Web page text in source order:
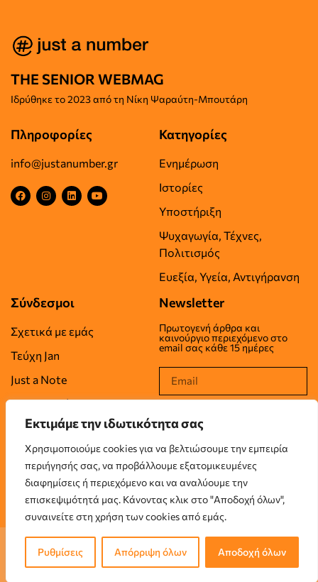
Εκτιμάμε την ιδωτικότητα σας
Χρησιμοποιούμε cookies για να βελτιώσουμε την εμπειρία
περιήγησής σας, να προβάλλουμε εξατομικευμένες
διαφημίσεις ή περιεχόμενο και να αναλύουμε την
επισκεψιμότητά μας. Κάνοντας κλικ στο "Αποδοχή όλων",
συναινείτε στη χρήση των cookies από εμάς.
Ρυθμίσεις Απόρριψη όλων Αποδοχή όλων
THE SENIOR WEBMAG
Iδρύθηκε το2023 από τη Νίκη Ψαραύτη-Μπουτάρη
Πληροφορίες
info@justanumber.gr
Κατηγορίες
Ενημέρωση
Ιστορίες
Υποστήριξη
Ψυχαγωγία, Τέχνες,
Πολιτισμός
Ευεξία, Υγεία, Αντιγήρανση
Σύνδεσμοι
Σχετικά με εμάς
Τεύχη Jan
Just a Note
Επικοινωνία
Όροι Χρήσης
Πολιτική Απορρήτου
Πολιτική Cookies
Newsletter
Πρωτογενή άρθρα και
καινούργιο περιεχόμενο στο
email σας κάθε 15 ημέρες
© 2026 JUSTANUMBER LTD, London, UK. All rights reserved.
Designed & Created byOnum Group